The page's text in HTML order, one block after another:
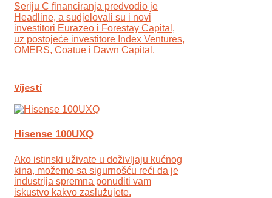
Seriju C financiranja predvodio je
Headline, a sudjelovali su i novi
investitori Eurazeo i Forestay Capital,
uz postojeće investitore Index Ventures,
OMERS, Coatue i Dawn Capital.
Vijesti
Hisense 100UXQ
Ako istinski uživate u doživljaju kućnog
kina, možemo sa sigurnošću reći da je
industrija spremna ponuditi vam
iskustvo kakvo zaslužujete.